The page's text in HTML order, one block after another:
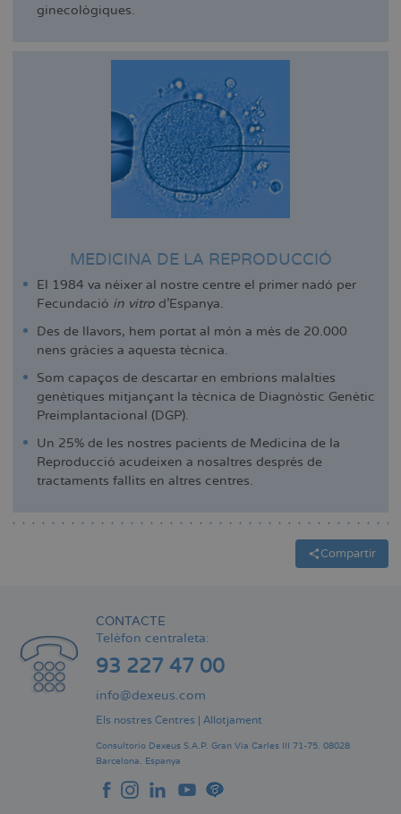
ginecològiques.
MEDICINA DE LA REPRODUCCIÓ
El 1984 va néixer al nostre centre el primer nadó per
Fecundació in vitro d'Espanya.
Des de llavors, hem portat al món a més de 20.000
nens gràcies a aquesta tècnica.
Som capaços de descartar en embrions malalties
genètiques mitjançant la tècnica de Diagnòstic Genètic
Preimplantacional (DGP).
Un 25% de les nostres pacients de Medicina de la
Reproducció acudeixen a nosaltres després de
tractaments fallits en altres centres.
Compartir
CONTACTE
Telèfon centraleta:
93 227 47 00
info@dexeus.com
Els nostres Centres Allotjament
Consultorio Dexeus S.A.P. Gran Via Carles III 71-75. 08028
Barcelona. Espanya